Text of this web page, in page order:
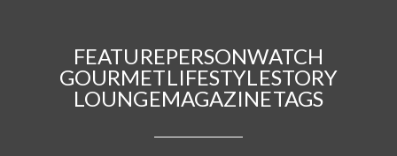
FEATUREPERSONWATCH
GOURMETLIFESTYLESTORY
LOUNGEMAGAZINETAGS